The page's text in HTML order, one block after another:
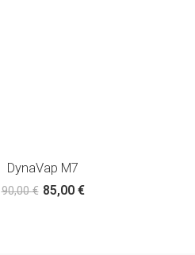
DynaVap M7
90,00€ 85,00 €